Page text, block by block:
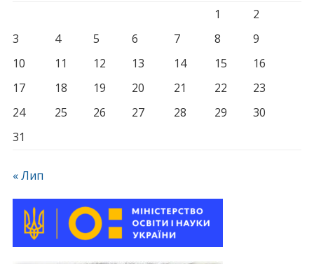
1
2
3
4 5 6 7 8
9
10
11 12 13 14 15
16
17
18 19 20 21 22
23
24
25 26 27 28 29
30
31
« Лип